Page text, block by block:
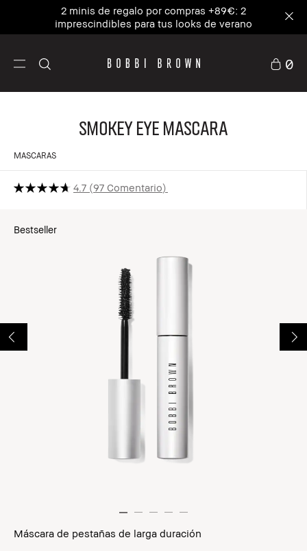
2 minis de regalo por compras +89€: 2
imprescindibles para tus looks de verano
0
Smokey Eye Mascara
MASCARAS
4.7 97 Comentario
Bestseller
Máscara de pestañas de larga duración